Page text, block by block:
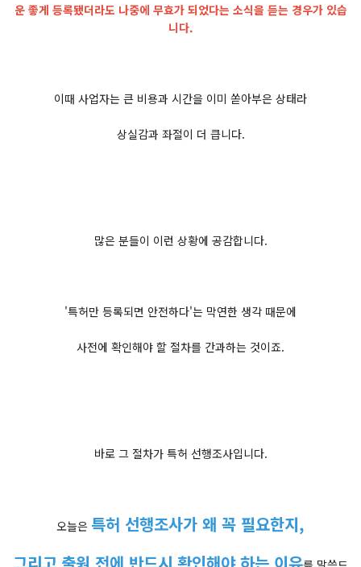
운 좋게 등록됐더라도 나중에 무효가 되었다는 소식을 듣는 경우가 있습
니다.
이때 사업자는 큰 비용과 시간을 이미 쏟아부은 상태라
상실감과 좌절이 더 큽니다.
많은 분들이 이런 상황에 공감합니다.
'특허만 등록되면 안전하다'는 막연한 생각 때문에
사전에 확인해야 할 절차를 간과하는 것이죠.
바로 그 절차가 특허 선행조사입니다.
오늘은 특허 선행조사가 왜 꼭 필요한지,